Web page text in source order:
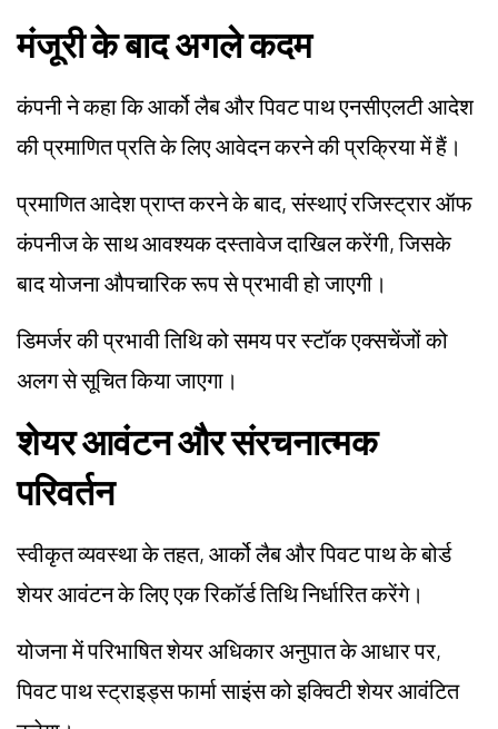
मंजूरी के बाद अगले कदम
कंपनी ने कहा कि आर्को लैब और पिवट पाथ एनसीएलटी आदेश
की प्रमाणित प्रति के लिए आवेदन करने की प्रक्रिया में हैं।
प्रमाणित आदेश प्राप्त करने के बाद, संस्थाएं रजिस्ट्रार ऑफ
कंपनीज के साथ आवश्यक दस्तावेज दाखिल करेंगी, जिसके
बाद योजना औपचारिक रूप से प्रभावी हो जाएगी।
डिमर्जर की प्रभावी तिथि को समय पर स्टॉक एक्सचेंजों को
अलग से सूचित किया जाएगा।
शेयर आवंटन और संरचनात्मक
परिवर्तन
स्वीकृत व्यवस्था के तहत, आर्को लैब और पिवट पाथ के बोर्ड
शेयर आवंटन के लिए एक रिकॉर्ड तिथि निर्धारित करेंगे।
योजना में परिभाषित शेयर अधिकार अनुपात के आधार पर,
पिवट पाथ स्ट्राइड्स फार्मा साइंस को इक्विटी शेयर आवंटित